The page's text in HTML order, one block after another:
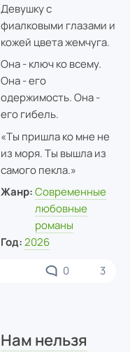
Девушку с
фиалковыми глазами и
кожей цвета жемчуга.
Она - ключ ко всему.
Она - его
одержимость. Она -
его гибель.
«Ты пришла ко мне не
из моря. Ты вышла из
самого пекла.»
Жанр: Современные
любовные
романы
Год: 2026
0 3
Нам нельзя